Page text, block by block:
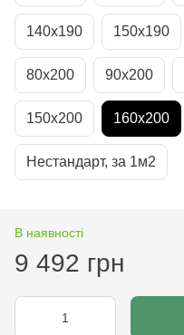
140х190 150х190
80х200 90х200
150х200 160х200
Нестандарт, за 1м2
В наявності
9 492 грн